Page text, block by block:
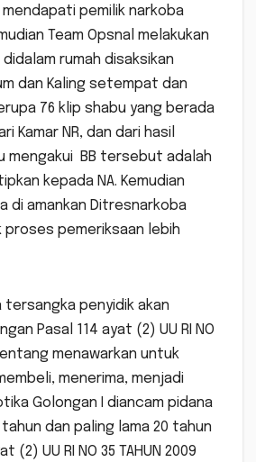
pemilik narkoba
Team Opsnal melakukan
rumah disaksikan
dan Kaling setempat dan
76 klip shabu yang berada
Kamar NR, dan dari hasil
mengakui BB tersebut adalah
kepada NA. Kemudian
di amankan Ditresnarkoba
proses pemeriksaan lebih
tersangka penyidik akan
Pasal 114 ayat (2) UU RI NO
menawarkan untuk
menerima, menjadi
Golongan I diancam pidana
dan paling lama 20 tahun
(2) UU RI NO 35 TAHUN 2009